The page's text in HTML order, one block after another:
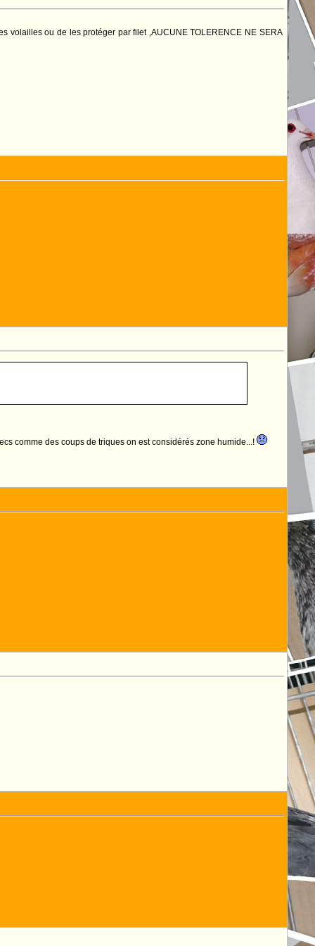
volailles ou de les protéger par filet ,AUCUNE TOLERENCE NE SERA
comme des coups de triques on est considérés zone humide...!